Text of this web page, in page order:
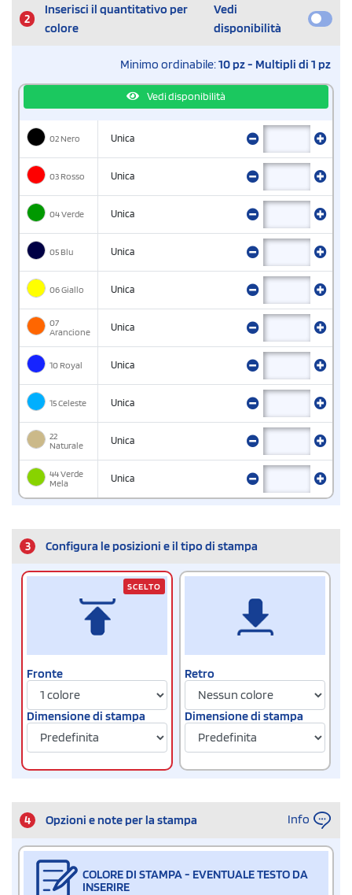
2
Inserisci il quantitativo per
colore
Vedi
disponibilità
Minimo ordinabile:10 pz - Multipli di 1 pz
Vedi disponibilità
02 Nero Unica
03 Rosso Unica
04 Verde Unica
05 Blu Unica
06 Giallo Unica
07
Arancione
Unica
10 Royal Unica
15 Celeste Unica
22
Naturale
Unica
44 Verde
Mela
Unica
3 Configura le posizioni e il tipo di stampa
Fronte
Dimensione di stampa
SCELTO
Retro
Dimensione di stampa
4 Opzioni e note per la stampa Info
COLORE DI STAMPA - EVENTUALE TESTO DA
INSERIRE